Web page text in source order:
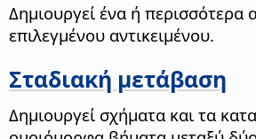
Δημιουργεί ένα ή περισσότερα
επιλεγμένου αντικειμένου.
Σταδιακή μετάβαση
Δημιουργεί σχήματα και τα